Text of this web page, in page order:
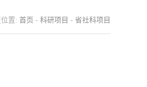
置: 首页 - 科研项目 - 省社科项目